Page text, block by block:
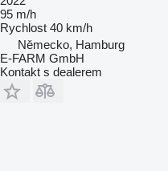
95 m/h
Rychlost 40 km/h
Německo, Hamburg
E-FARM GmbH
Kontakt s dealerem